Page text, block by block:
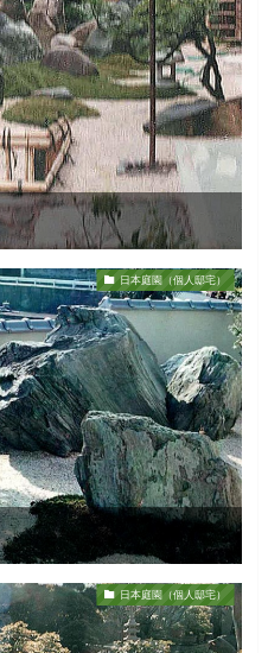
日本庭園（個人邸宅）
日本庭園（個人邸宅）